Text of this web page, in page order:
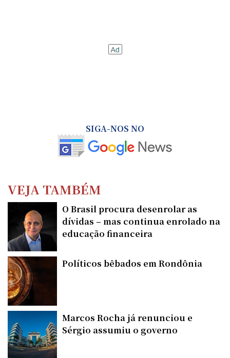
SIGA-NOS NO
VEJA TAMBÉM
O Brasil procura desenrolar as
dívidas – mas continua enrolado na
educação financeira
Políticos bêbados em Rondônia
Marcos Rocha já renunciou e
Sérgio assumiu o governo